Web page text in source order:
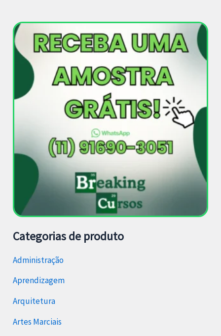
Categorias de produto
Administração
Aprendizagem
Arquitetura
Artes Marciais